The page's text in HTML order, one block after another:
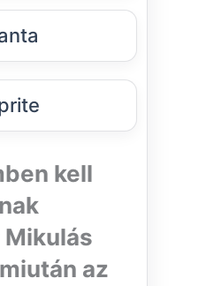
kell
Mikulás
az